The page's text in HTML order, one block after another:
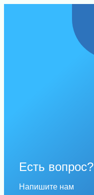
Есть вопрос?
Напишите нам